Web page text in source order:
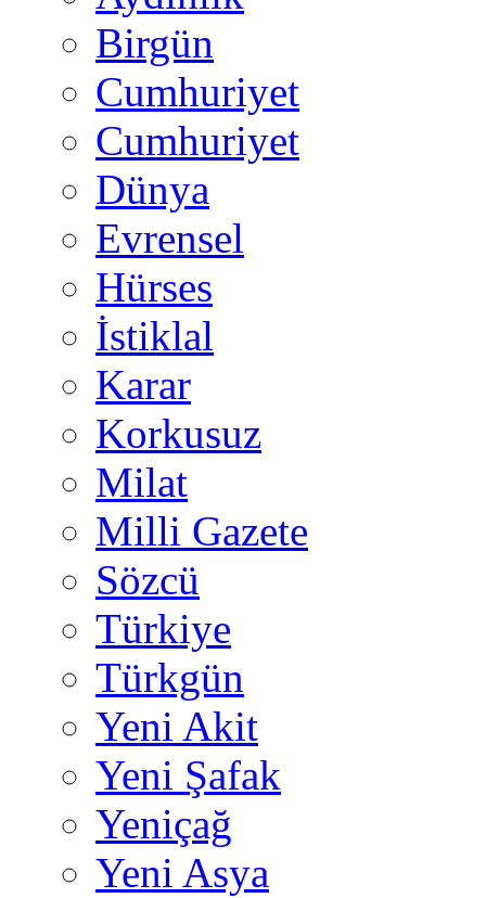
Birgün
Cumhuriyet
Cumhuriyet
Dünya
Evrensel
Hürses
İstiklal
Karar
Korkusuz
Milat
Milli Gazete
Sözcü
Türkiye
Türkgün
Yeni Akit
Yeni Şafak
Yeniçağ
Yeni Asya